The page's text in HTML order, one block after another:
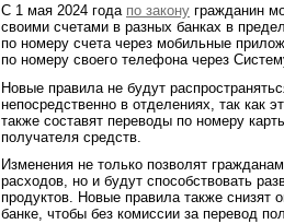
С 1 мая 2024 года по закону гражданин
своими счетами в разных банках в
по номеру счета через мобильные
по номеру своего телефона через
Новые правила не будут
непосредственно в отделениях, так как
также составят переводы по номеру
получателя средств.
Изменения не только позволят
расходов, но и будут способствовать
продуктов. Новые правила также снизят
банке, чтобы без комиссии за перевод